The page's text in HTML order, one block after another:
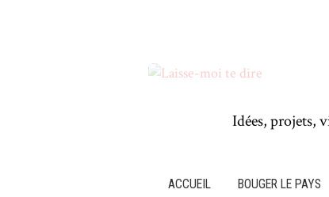
Idées, projets,
ACCUEIL BOUGER LE PAYS